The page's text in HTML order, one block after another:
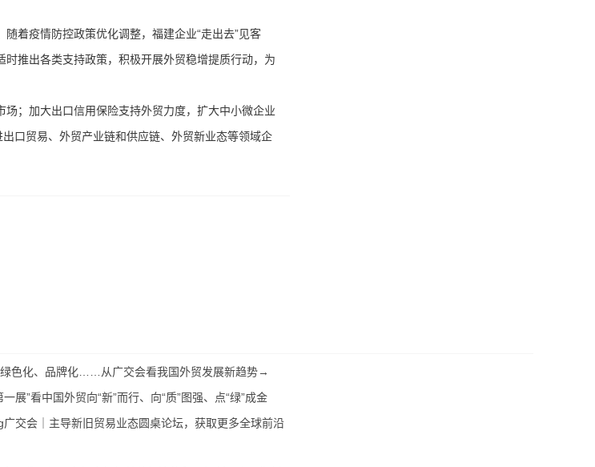
着疫情防控政策优化调整，福建企业“走出去”见客
推出各类支持政策，积极开展外贸稳增提质行动，为
；加大出口信用保险支持外贸力度，扩大中小微企业
口贸易、外贸产业链和供应链、外贸新业态等领域企
色化、品牌化……从广交会看我国外贸发展新趋势→
一展”看中国外贸向“新”而行、向“质”图强、点“绿”成金
广交会｜主导新旧贸易业态圆桌论坛，获取更多全球前沿